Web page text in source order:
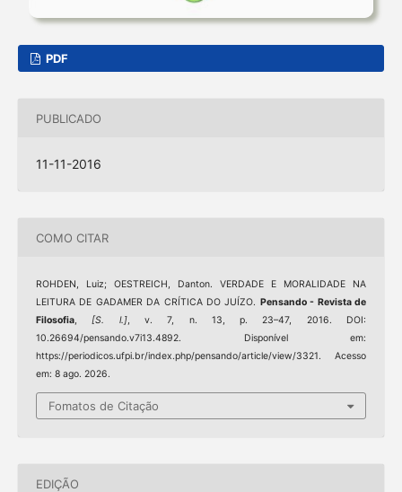
PDF
PUBLICADO
11-11-2016
COMO CITAR
ROHDEN, Luiz; OESTREICH, Danton. VERDADE E MORALIDADE NA
LEITURA DE GADAMER DA CRÍTICA DO JUÍZO. Pensando - Revista de
Filosofia, [S. l.], v. 7, n. 13, p. 23–47, 2016. DOI:
10.26694/pensando.v7i13.4892. Disponível em:
https://periodicos.ufpi.br/index.php/pensando/article/view/3321. Acesso
em: 8 ago. 2026.
Fomatos de Citação
EDIÇÃO